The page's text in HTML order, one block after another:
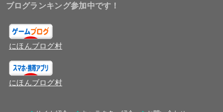
ブログランキング参加中です！
にほんブログ村
にほんブログ村